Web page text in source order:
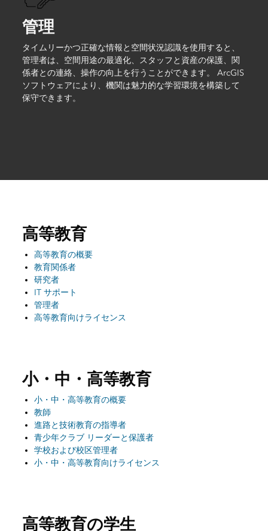
管理
タイムリーかつ正確な情報と空間状況認識を使用すると、
管理者は、空間用途の最適化、スタッフと資産の保護、関
係者との連絡、操作の向上を行うことができます。 ArcGIS
ソフトウェアにより、機関は魅力的な学習環境を構築して
保守できます。
高等教育
高等教育の概要
教育関係者
研究者
IT サポート
管理者
高等教育向けライセンス
小・中・高等教育
小・中・高等教育の概要
教師
進路と技術教育の指導者
青少年クラブ リーダーと保護者
学校および校区管理者
小・中・高等教育向けライセンス
高等教育の学生